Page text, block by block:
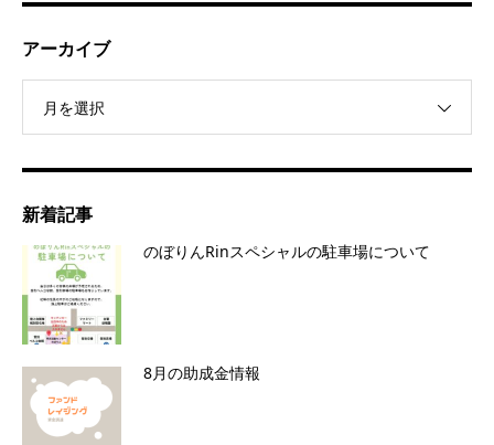
アーカイブ
月を選択
新着記事
のぼりんRinスペシャルの駐車場について
8月の助成金情報